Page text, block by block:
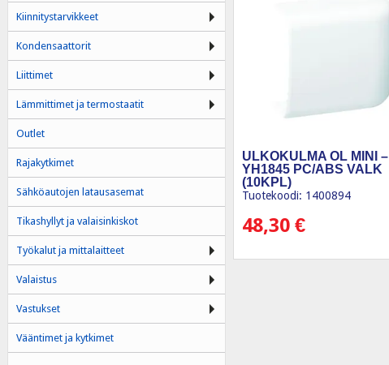
ULKOKULMA OL MINI –
YH1845 PC/ABS VALK
(10KPL)
Tuotekoodi: 1400894
48,30 €
Kiinnitystarvikkeet
Kondensaattorit
Liittimet
Lämmittimet ja termostaatit
Outlet
Rajakytkimet
Sähköautojen latausasemat
Tikashyllyt ja valaisinkiskot
Työkalut ja mittalaitteet
Valaistus
Vastukset
Vääntimet ja kytkimet